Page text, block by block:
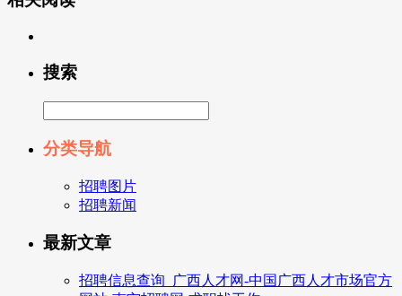
搜索
分类导航
招聘图片
招聘新闻
最新文章
招聘信息查询_广西人才网-中国广西人才市场官方